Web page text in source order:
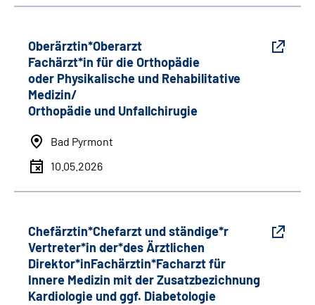
Oberärztin*Oberarzt
Fachärzt*in für die Orthopädie
oder Physikalische und Rehabilitative
Medizin/
Orthopädie und Unfallchirugie
Bad Pyrmont
10.05.2026
Chefärztin*Chefarzt und ständige*r
Vertreter*in der*des Ärztlichen
Direktor*inFachärztin*Facharzt für
Innere Medizin mit der Zusatzbezichnung
Kardiologie und ggf. Diabetologie